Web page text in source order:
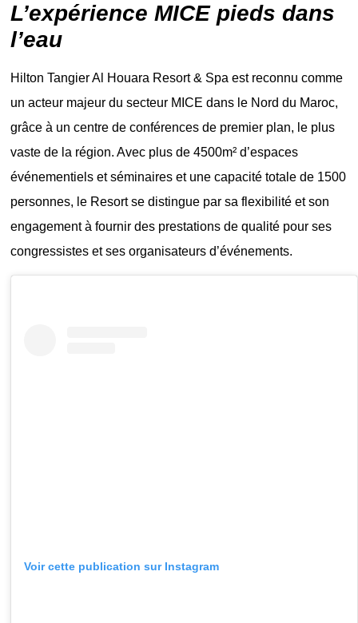
L’expérience MICE pieds dans
l’eau
Hilton Tangier Al Houara Resort & Spa est reconnu comme
un acteur majeur du secteur MICE dans le Nord du Maroc,
grâce à un centre de conférences de premier plan, le plus
vaste de la région. Avec plus de 4500m² d’espaces
événementiels et séminaires et une capacité totale de 1500
personnes, le Resort se distingue par sa flexibilité et son
engagement à fournir des prestations de qualité pour ses
congressistes et ses organisateurs d’événements.
Voir cette publication sur Instagram